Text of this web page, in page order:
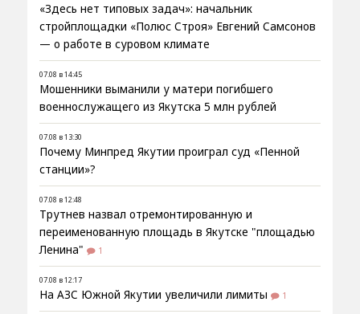
«Здесь нет типовых задач»: начальник
стройплощадки «Полюс Строя» Евгений Самсонов
— о работе в суровом климате
07.08 в 14:45
Мошенники выманили у матери погибшего
военнослужащего из Якутска 5 млн рублей
07.08 в 13:30
Почему Минпред Якутии проиграл суд «Пенной
станции»?
07.08 в 12:48
Трутнев назвал отремонтированную и
переименованную площадь в Якутске "площадью
Ленина"
1
07.08 в 12:17
На АЗС Южной Якутии увеличили лимиты 1